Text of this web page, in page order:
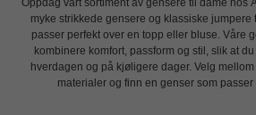
Oppdag vårt sortiment av gensere til dame hos
myke strikkede gensere og klassiske jumpere
passer perfekt over en topp eller bluse. Våre
kombinere komfort, passform og stil , slik at
hverdagen og på kjøligere dager. Velg
materialer og finn en genser som